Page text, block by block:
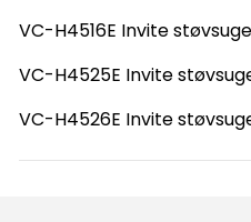
VC-H4516E Invite
VC-H4525E Invite
VC-H4526E Invite